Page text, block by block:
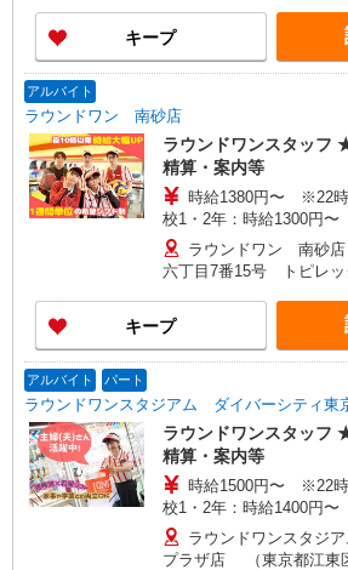
キープ
アルバイト
ラウンドワン 南砂店
ラウンドワンスタッフ
精算・案内等
時給1380円〜 ※22時
校1・2年：時給1300円〜
ラウンドワン 南砂
六丁目7番15号 トピレッ
キープ
アルバイト パート
ラウンドワンスタジアム ダイバーシティ東
ラウンドワンスタッフ
精算・案内等
時給1500円〜 ※22時
校1・2年：時給1400円〜
ラウンドワンスタジ
プラザ店 （東京都江東